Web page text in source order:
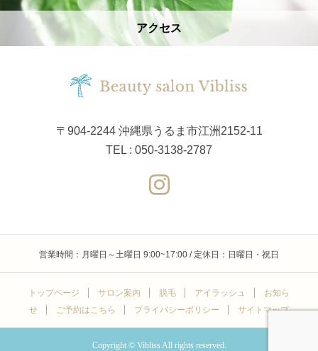
アクセス
〒904-2244 沖縄県うるま市江洲2152-11
TEL : 050-3138-2787
営業時間：月曜日～土曜日 9:00~17:00 / 定休日：日曜日・祝日
トップページ サロン案内 脱毛 アイラッシュ
お知ら
せ
ご予約はこちら プライバシーポリシー サイトマップ
Copyright © Vibliss All rights reserved.